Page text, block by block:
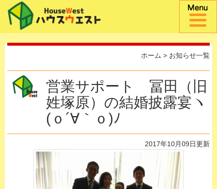
ホーム > お知らせ一覧
営業サポート 冨田（旧
姓塚原）の結婚披露宴ヽ
(ｏ´∀｀ｏ)ﾉ
2017年10月09日更新